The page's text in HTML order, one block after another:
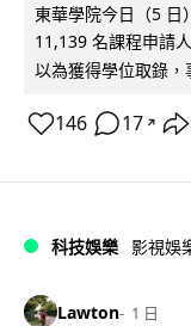
東華學院今日（5 日
11,139 名課程申請
以為獲得學位取錄，
146 17 ↗
科技娛樂 影視娛
Lawton 1 日